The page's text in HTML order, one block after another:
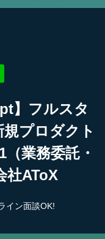
】フルスタ
プロダクト
業務委託・
社AToX
イン面談OK!